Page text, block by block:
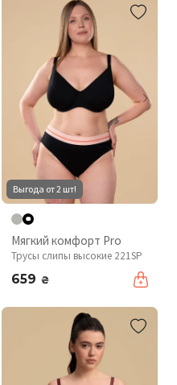
Выгода от 2 шт!
Мягкий комфорт Pro
Трусы слипы высокие 221SP
659 ₴